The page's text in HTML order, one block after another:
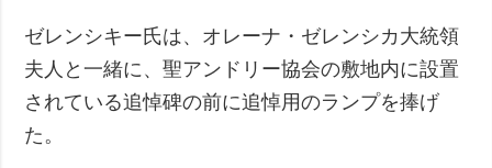
ゼレンシキー氏は、オレーナ・ゼレンシカ大統領
夫人と一緒に、聖アンドリー協会の敷地内に設置
されている追悼碑の前に追悼用のランプを捧げ
た。